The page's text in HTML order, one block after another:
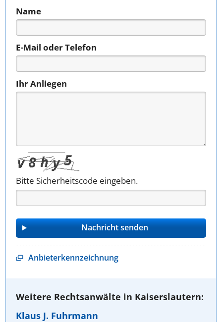
Name
E-Mail oder Telefon
Ihr Anliegen
Bitte Sicherheitscode eingeben.
Anbieterkennzeichnung
Weitere Rechtsanwälte in Kaiserslautern:
Klaus J. Fuhrmann